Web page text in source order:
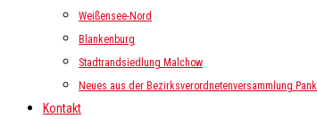
Weißensee-Nord
Blankenburg
Stadtrandsiedlung Malchow
Neues aus der Bezirksverordnetenversammlung
Kontakt